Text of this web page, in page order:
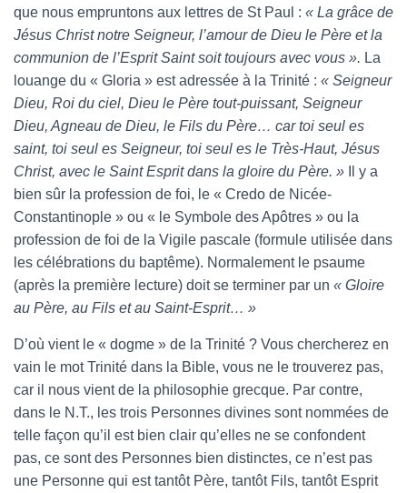
que nous empruntons aux lettres de St Paul : « La grâce de
Jésus Christ notre Seigneur, l’amour de Dieu le Père et la
communion de l’Esprit Saint soit toujours avec vous ». La
louange du « Gloria » est adressée à la Trinité : « Seigneur
Dieu, Roi du ciel, Dieu le Père tout-puissant, Seigneur
Dieu, Agneau de Dieu, le Fils du Père… car toi seul es
saint, toi seul es Seigneur, toi seul es le Très-Haut, Jésus
Christ, avec le Saint Esprit dans la gloire du Père. » Il y a
bien sûr la profession de foi, le « Credo de Nicée-
Constantinople » ou « le Symbole des Apôtres » ou la
profession de foi de la Vigile pascale (formule utilisée dans
les célébrations du baptême). Normalement le psaume
(après la première lecture) doit se terminer par un « Gloire
au Père, au Fils et au Saint-Esprit… »
D’où vient le « dogme » de la Trinité ? Vous chercherez en
vain le mot Trinité dans la Bible, vous ne le trouverez pas,
car il nous vient de la philosophie grecque. Par contre,
dans le N.T., les trois Personnes divines sont nommées de
telle façon qu’il est bien clair qu’elles ne se confondent
pas, ce sont des Personnes bien distinctes, ce n’est pas
une Personne qui est tantôt Père, tantôt Fils, tantôt Esprit